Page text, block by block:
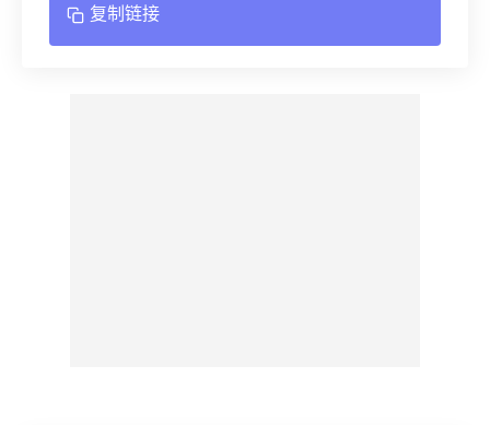
复制链接